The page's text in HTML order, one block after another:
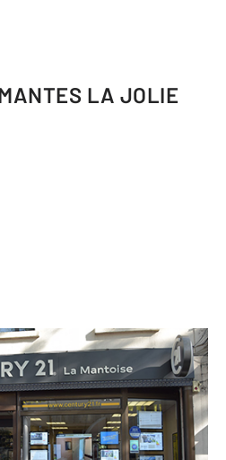
LA JOLIE
21 La Mantoise
la République
JOLIE - 78200